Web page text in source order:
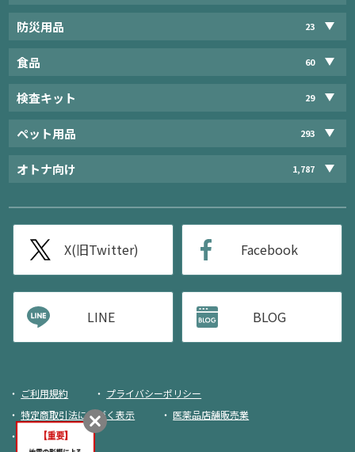
防災用品 23
食品 60
検査キット 29
ペット用品 293
オトナ向け 1,787
X(旧Twitter) Facebook
LINE BLOG
ご利用規約
プライバシーポリシー
特定商取引法に基づく表示
医薬品店舗販売業
荷物追跡